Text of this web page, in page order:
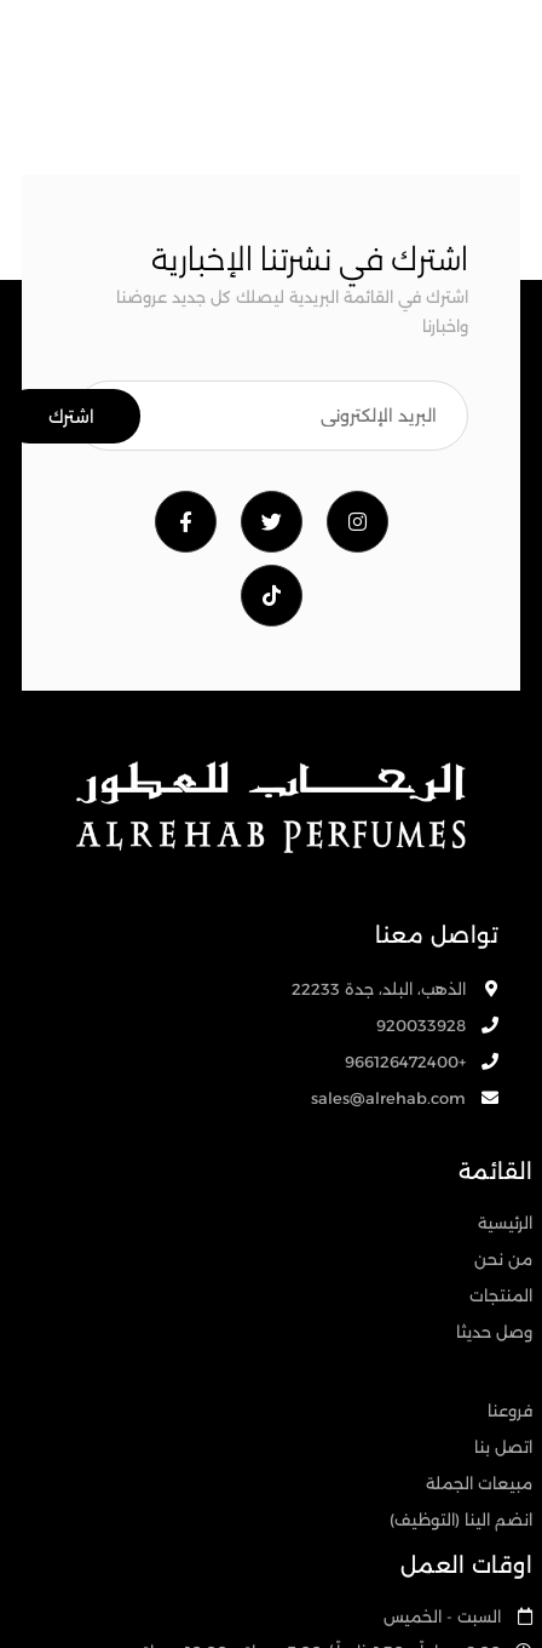
اشترك في نشرتنا الإخبارية
اشترك في القائمة البريدية ليصلك كل جديد عروضنا
واخبارنا
تواصل معنا
الذهب، البلد، جدة 22233
920033928
+966126472400
sales@alrehab.com
القائمة
الرئيسية
من نحن
المنتجات
وصل حديثا
فروعنا
اتصل بنا
مبيعات الجملة
انضم الينا (التوظيف)
اوقات العمل
السبت - الخميس